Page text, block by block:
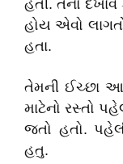
હતી. તેનો
હોય એવો
હતા.
તેમની ઈચ્છા આ
માટેનો રસ્તો
જતો હતો.
હતુ.